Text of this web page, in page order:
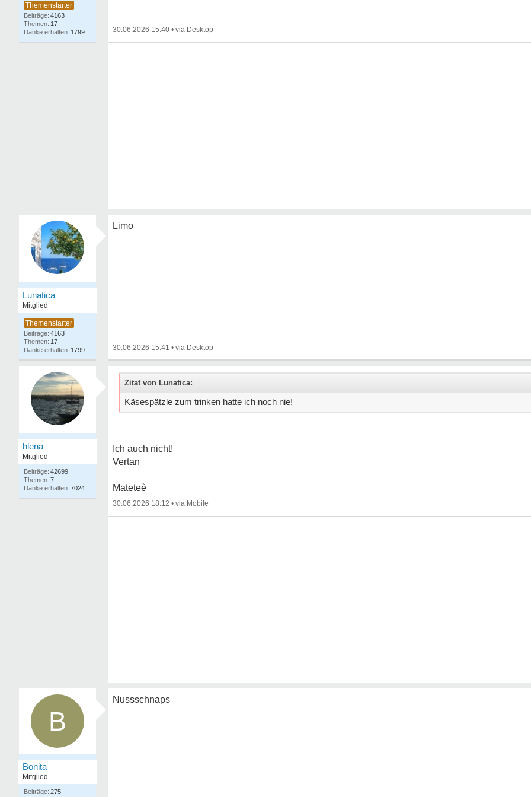
4163
17
1799
30.06.2026 15:40 •
Lunatica
Mitglied
4163
17
1799
Limo
30.06.2026 15:41 •
hlena
Mitglied
42699
7
7024
Zitat von Lunatica:
Käsespätzle zum trinken hatte ich noch nie!
Ich auch nicht!
Vertan
Mateteè
30.06.2026 18:12 •
B
Bonita
Mitglied
275
Nussschnaps